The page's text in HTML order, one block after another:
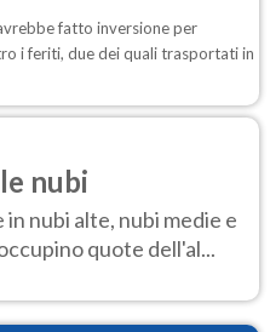
fatto inversione per
i feriti, due dei quali trasportati in
nubi
nubi alte, nubi medie e
quote dell'al...